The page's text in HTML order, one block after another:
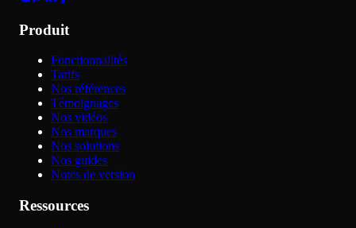
Produit
Fonctionnalités
Tarifs
Nos références
Témoignages
Nos vidéos
Nos marques
Nos solutions
Nos guides
Notes de version
Ressources